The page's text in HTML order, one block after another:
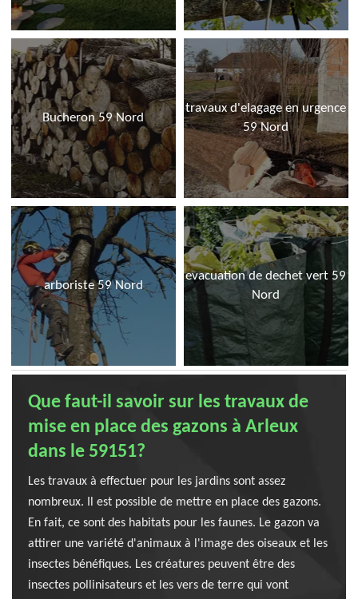
Bucheron 59 Nord
travaux d'elagage en urgence
59 Nord
arboriste 59 Nord
evacuation de dechet vert 59
Nord
Que faut-il savoir sur les travaux de
mise en place des gazons à Arleux
dans le 59151?
Les travaux à effectuer pour les jardins sont assez
nombreux. Il est possible de mettre en place des gazons.
En fait, ce sont des habitats pour les faunes. Le gazon va
attirer une variété d'animaux à l'image des oiseaux et les
insectes bénéfiques. Les créatures peuvent être des
insectes pollinisateurs et les vers de terre qui vont